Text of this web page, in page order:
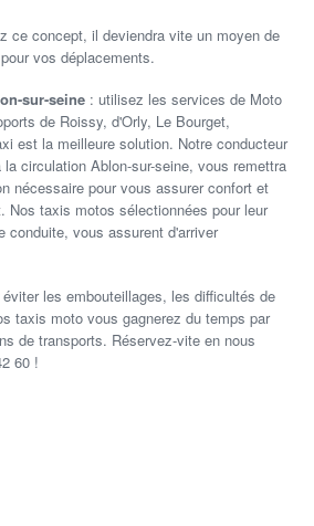
ce concept, il deviendra vite un moyen de
vos déplacements.
sur-seine : utilisez les services de Moto
de Roissy, d'Orly, Le Bourget,
est la meilleure solution. Notre conducteur
circulation Ablon-sur-seine, vous remettra
nécessaire pour vous assurer confort et
Nos taxis motos sélectionnées pour leur
conduite, vous assurent d'arriver
les embouteillages, les difficultés de
taxis moto vous gagnerez du temps par
de transports. Réservez-vite en nous
60 !